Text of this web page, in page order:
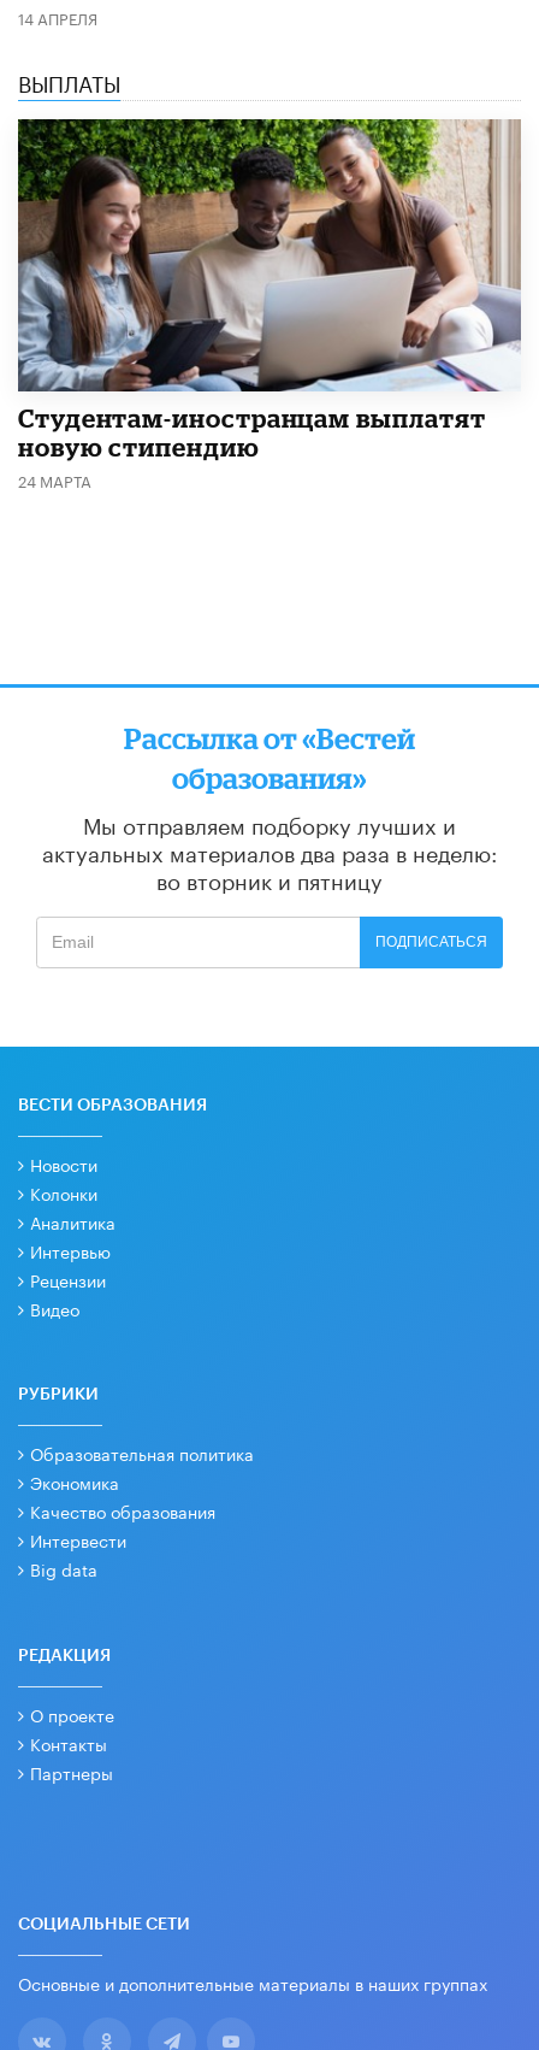
14 АПРЕЛЯ
ВЫПЛАТЫ
Студентам-иностранцам выплатят
новую стипендию
24 МАРТА
Рассылка от «Вестей
образования»
Мы отправляем подборку лучших и
актуальных материалов два раза в неделю:
во вторник и пятницу
ПОДПИСАТЬСЯ
ВЕСТИ ОБРАЗОВАНИЯ
Новости
Колонки
Аналитика
Интервью
Рецензии
Видео
РУБРИКИ
Образовательная политика
Экономика
Качество образования
Интервести
Big data
РЕДАКЦИЯ
О проекте
Контакты
Партнеры
СОЦИАЛЬНЫЕ СЕТИ
Основные и дополнительные материалы в наших группах